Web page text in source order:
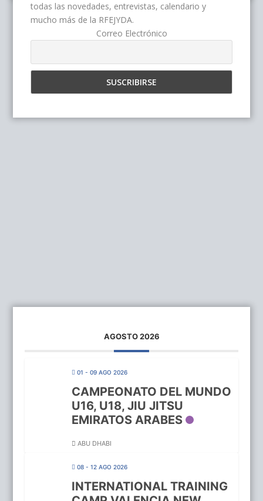
todas las novedades, entrevistas, calendario y
mucho más de la RFEJYDA.
Correo Electrónico
AGOSTO 2026
01 - 09 AGO 2026
CAMPEONATO DEL MUNDO
U16, U18, JIU JITSU
EMIRATOS ARABES
ABU DHABI
08 - 12 AGO 2026
INTERNATIONAL TRAINING